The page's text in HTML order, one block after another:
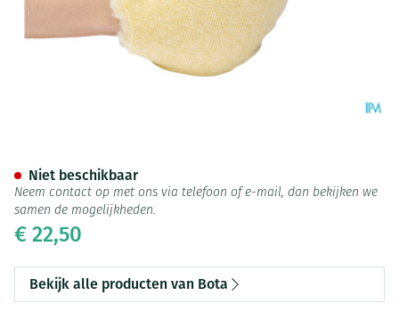
€ 22,50
Niet beschikbaar
Neem contact op met ons via telefoon of e-mail, dan bekijken we
samen de mogelijkheden.
Bekijk alle producten van Bota